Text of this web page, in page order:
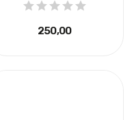
250,00 ₴